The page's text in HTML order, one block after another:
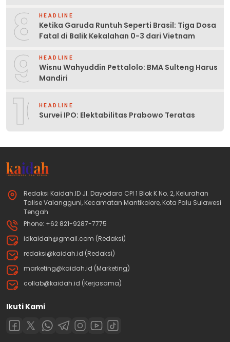
8 HEADLINE
Ketika Garuda Runtuh Seperti Brasil: Tiga Dosa
Fatal di Balik Kekalahan 0-3 dari Vietnam
9 HEADLINE
Wisnu Wahyuddin Pettalolo: BMA Sulteng Harus
Mandiri
10HEADLINE
Survei IPO: Elektabilitas Prabowo Teratas
Redaksi Kaidah.ID Jl. Dayodara CPI 1 Blok K No. 2, Kelurahan
Talise Valangguni, Kecamatan Mantikolore, Kota Palu Sulawesi
Tengah
Phone: +62 821-9287-7775
idkaidah@gmail.com (Redaksi)
redaksi@kaidah.id (Redaksi)
marketing@kaidah.id (Marketing)
collab@kaidah.id (Kerjasama)
Ikuti Kami